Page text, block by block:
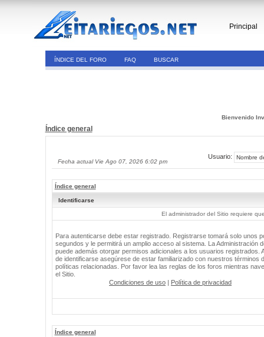
Principal
ÍNDICE DEL FORO FAQ BUSCAR
Bienvenido
Índice general
Fecha actual Vie Ago 07, 2026 6:02 pm
Usuario:
Índice general
Identificarse
El administrador del Sitio requiere
Para autenticarse debe estar registrado. Registrarse tomará solo unos
segundos y le permitirá un amplio acceso al sistema. La Administración
puede además otorgar permisos adicionales a los usuarios registrados.
de identificarse asegúrese de estar familiarizado con nuestros términos
políticas relacionadas. Por favor lea las reglas de los foros mientras
el Sitio.
Condiciones de uso | Política de privacidad
Índice general